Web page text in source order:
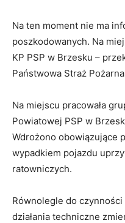
Na ten moment nie ma
poszkodowanych. Na
KP PSP w Brzesku –
Państwowa Straż
Na miejscu pracowała
Powiatowej PSP w
Wdrożono obowiązujące
wypadkiem pojazdu
ratowniczych.
Równolegle do
działania techniczne